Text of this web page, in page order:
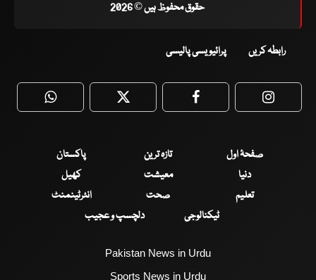
حقوق محفوظ ہیں © 2026
رابطہ کریں پرائیویسی پالیسی
WhatsApp Twitter Facebook
صفحۂ اول تازہ ترین
پاکستان
دنیا
معیشت
کھیل
تعلیم
صحت
انٹرٹینمنٹ
ٹیکنالوجی
دلچسپ و عجیب
Pakistan News in Urdu
Sports News in Urdu